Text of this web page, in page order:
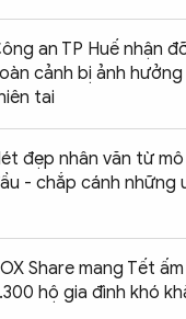
an TP Huế nhận
cảnh bị ảnh
tai
đẹp nhân văn từ
- chắp cánh những
Share mang Tết
hộ gia đình khó